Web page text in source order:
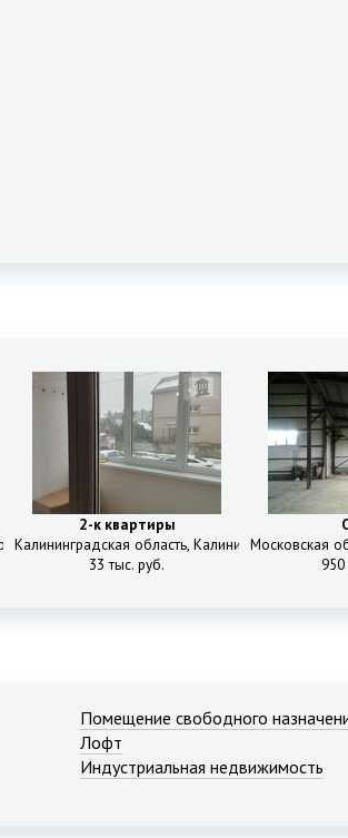
Дмитровское, д.2А/6
Химки, 1
2-к квартиры
Калининградская область, Калининград
33 тыс. руб.
Московская
Помещение свободного
Лофт
Индустриальная недвижимость